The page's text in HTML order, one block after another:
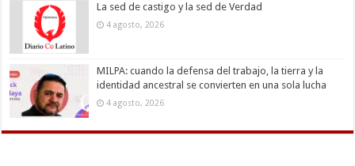
La sed de castigo y la sed de Verdad
4 agosto, 2026
MILPA: cuando la defensa del trabajo, la tierra y la
identidad ancestral se convierten en una sola lucha
4 agosto, 2026